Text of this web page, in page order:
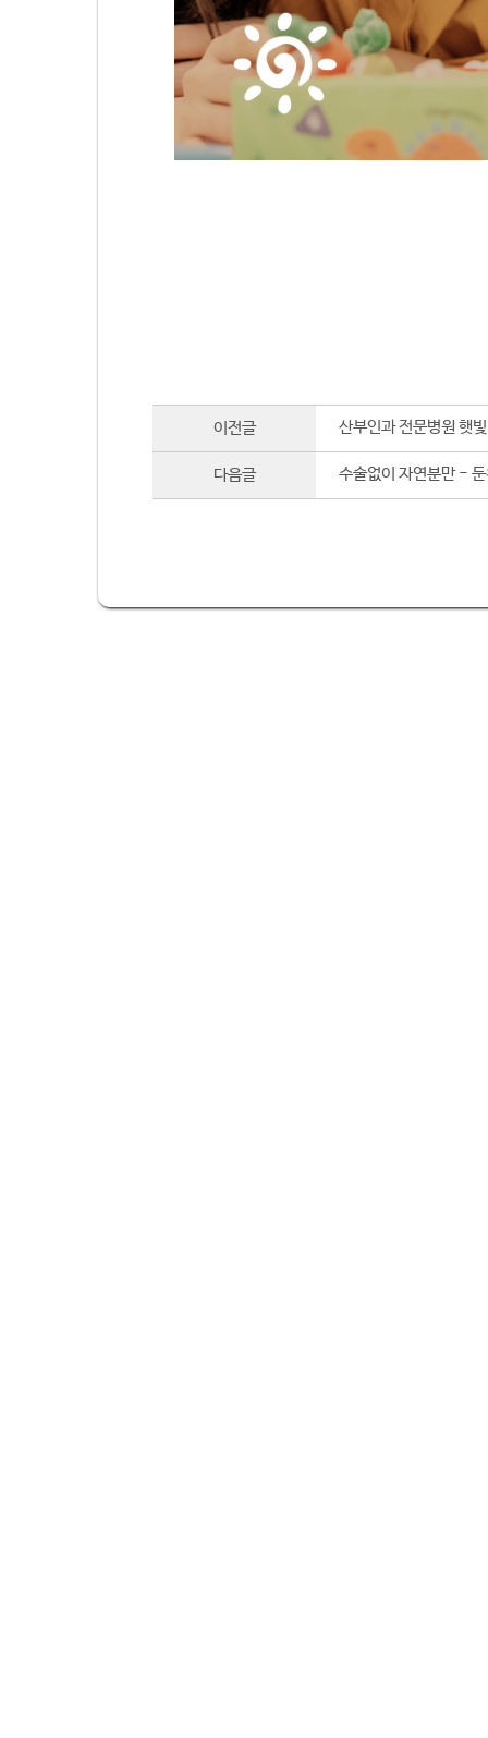
이전글 산부인과 전문병원 햇
다음글 수술없이 자연분만 -